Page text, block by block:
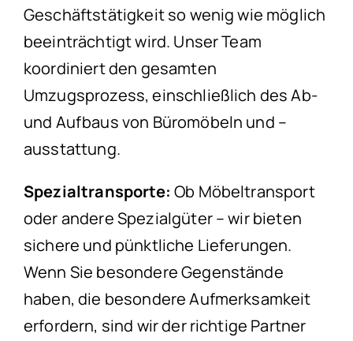
Geschäftstätigkeit so wenig wie möglich
beeinträchtigt wird. Unser Team
koordiniert den gesamten
Umzugsprozess, einschließlich des Ab-
und Aufbaus von Büromöbeln und –
ausstattung.
Spezialtransporte: Ob Möbeltransport
oder andere Spezialgüter – wir bieten
sichere und pünktliche Lieferungen.
Wenn Sie besondere Gegenstände
haben, die besondere Aufmerksamkeit
erfordern, sind wir der richtige Partner